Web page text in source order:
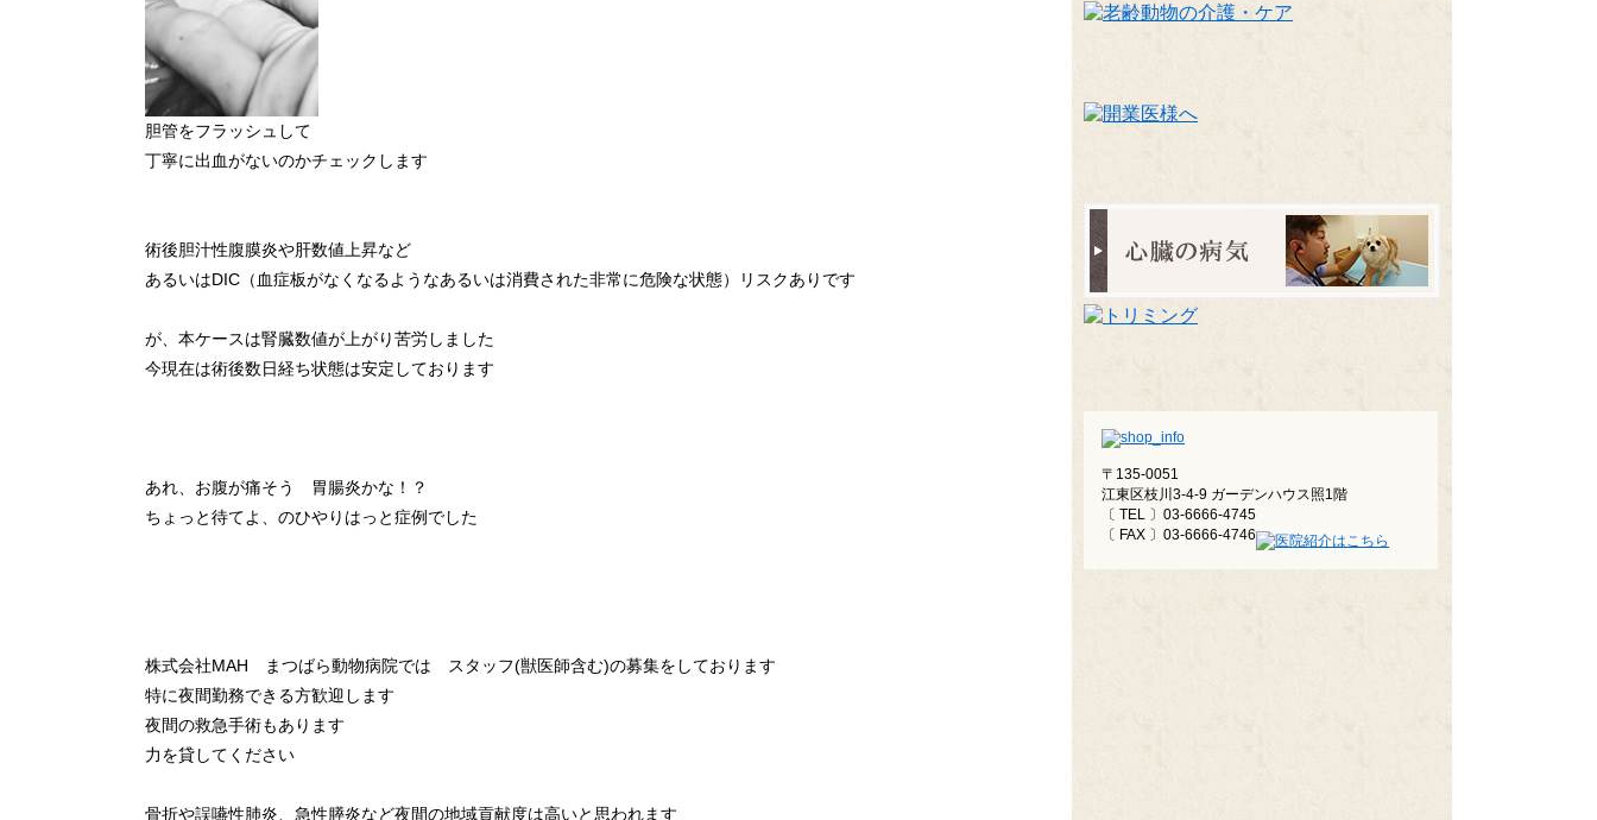
胆管をフラッシュして
丁寧に出血がないのかチェックします
術後胆汁性腹膜炎や肝数値上昇など
あるいはDIC（血症板がなくなるようなあるいは消費された非常に危険な状態）リスクありです
が、本ケースは腎臓数値が上がり苦労しました
今現在は術後数日経ち状態は安定しております
あれ、お腹が痛そう 胃腸炎かな！？
ちょっと待てよ、のひやりはっと症例でした
株式会社MAH まつばら動物病院では スタッフ(獣医師含む)の募集をしております
特に夜間勤務できる方歓迎します
夜間の救急手術もあります
力を貸してください
骨折や誤嚥性肺炎、急性膵炎など夜間の地域貢献度は高いと思われます
〒135-0051
江東区枝川3-4-9 ガーデンハウス照1階
〔 TEL 〕03-6666-4745
〔 FAX 〕03-6666-4746